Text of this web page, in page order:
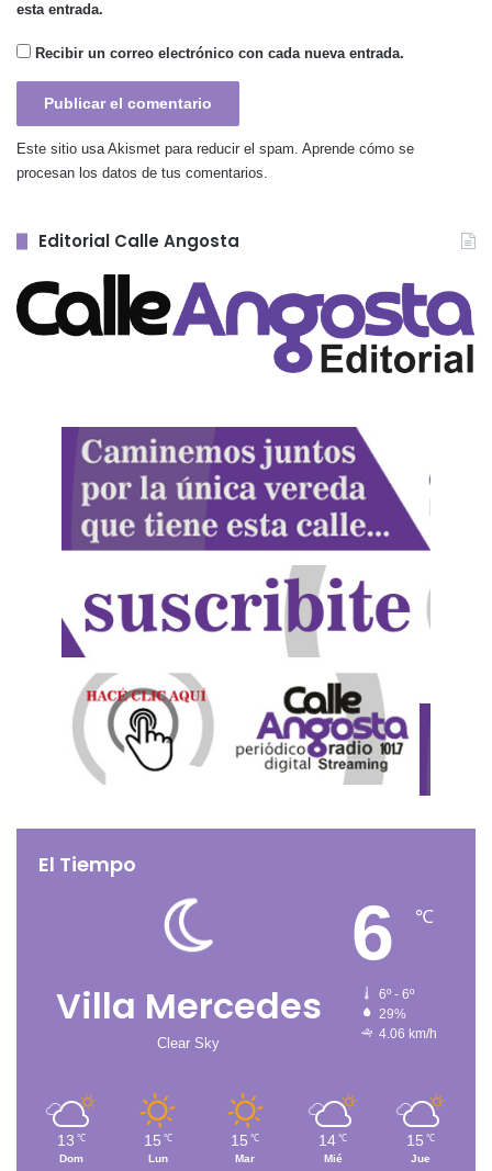
esta entrada.
Recibir un correo electrónico con cada nueva entrada.
Este sitio usa Akismet para reducir el spam. Aprende cómo se
procesan los datos de tus comentarios.
Editorial Calle Angosta
El Tiempo
Villa Mercedes
Clear Sky
6 ℃
6º - 6º
29%
4.06 km/h
13 ℃
Dom
15 ℃
Lun
15 ℃
Mar
14 ℃
Mié
15 ℃
Jue